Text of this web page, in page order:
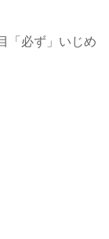
「必ず」いじめ